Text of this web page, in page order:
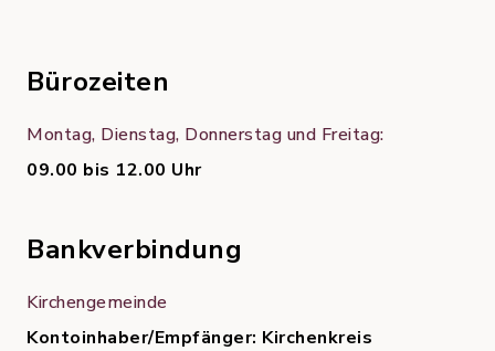
Bürozeiten
Montag, Dienstag, Donnerstag und Freitag:
09.00 bis 12.00 Uhr
Bankverbindung
Kirchengemeinde
Kontoinhaber/Empfänger: Kirchenkreis